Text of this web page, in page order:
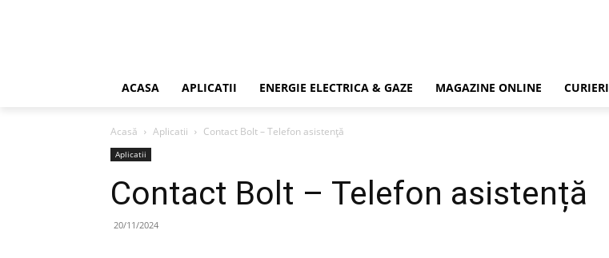
ACASA APLICATII ENERGIE ELECTRICA & GAZE MAGAZINE ONLINE CURIERI
Acasă Aplicatii Contact Bolt – Telefon asistență
Aplicatii
Contact Bolt – Telefon asistență
20/11/2024